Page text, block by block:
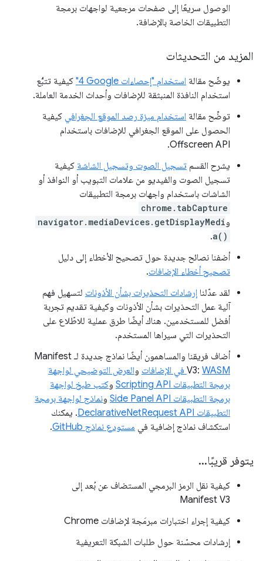
الوصول سريعًا إلى صفحات مرجعية لواجهات برمجة
التطبيقات الخاصة بالإضافة.
المزيد من التحديثات
يوضّح مقالة استخدام "إحصاءات Google‏ 4"
كيفية تتبُّع
استخدام النافذة المنبثقة للإضافات وأحداث الخدمة العاملة.
توضِّح مقالة استخدام ميزة رصد الموقع الجغرافي كيفية
الحصول على الموقع الجغرافي للإضافات باستخدام
Offscreen API.
يشرح القسم تسجيل الصوت وتسجيل الشاشة كيفية
تسجيل الصوت والفيديو من علامات التبويب أو النوافذ أو
الشاشات باستخدام واجهات برمجة التطبيقات
chrome.tabCapture
وnavigator.mediaDevices.getDisplayMedi
a()
.
أضفنا نصائح جديدة حول تصحيح الأخطاء إلى دليل
تصحيح أخطاء الإضافات.
لقد عدّلنا إرشادات التحذيرات بشأن الأذونات لتسهيل فهم
آلية عمل التحذيرات بشأن الأذونات وكيفية تقديم تجربة
أفضل للمستخدمين. هناك أيضًا طرق عملية للاطّلاع على
التحذيرات التي سيراها المستخدم.
أضاف فريقنا والمساهمون أيضًا نماذج جديدة لـ Manifest
V3: WASM في الإضافات والعرض التوضيحي لواجهة
برمجة التطبيقات Scripting API
وكتب طبخ لواجهة
برمجة التطبيقات Side Panel API
ونماذج لواجهة برمجة
التطبيقات DeclarativeNetRequest API
. يمكنك
استكشاف نماذج إضافية في مستودع نماذج GitHub .
يتوفر قريبًا.
.
.
كيفية نقل الرمز البرمجي المستضاف عن بُعد إلى
Manifest V3
كيفية إجراء اختبارات مبرمَجة لإضافات Chrome
إرشادات محسّنة حول طلبات الشبكة التعريفية